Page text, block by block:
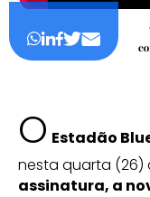
O Estadão
nesta quarta (26)
assinatura, a